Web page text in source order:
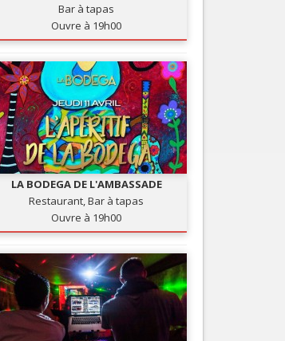
Bar à tapas
Ouvre à 19h00
LA BODEGA DE L'AMBASSADE
Restaurant, Bar à tapas
Ouvre à 19h00